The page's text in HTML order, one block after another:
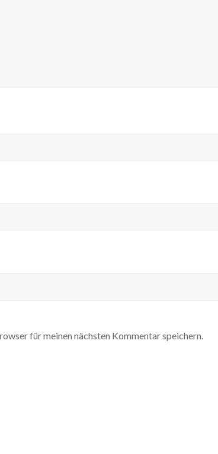
für meinen nächsten Kommentar speichern.